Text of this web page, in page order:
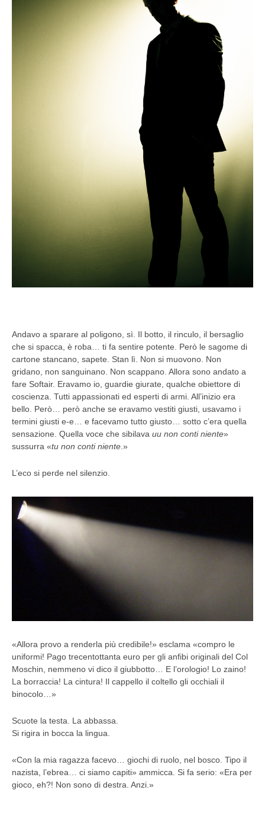
Andavo a sparare al poligono, sì. Il botto, il rinculo, il bersaglio
che si spacca, è roba… ti fa sentire potente. Però le sagome di
cartone stancano, sapete. Stan lì. Non si muovono. Non
gridano, non sanguinano. Non scappano. Allora sono andato a
fare Softair. Eravamo io, guardie giurate, qualche obiettore di
coscienza. Tutti appassionati ed esperti di armi. All’inizio era
bello. Però… però anche se eravamo vestiti giusti, usavamo i
termini giusti e-e… e facevamo tutto giusto… sotto c’era quella
sensazione. Quella voce che sibilava uu non conti niente»
sussurra «tu non conti niente .»
L’eco si perde nel silenzio.
«Allora provo a renderla più credibile!» esclama «compro le
uniformi! Pago trecentottanta euro per gli anfibi originali del Col
Moschin, nemmeno vi dico il giubbotto… E l’orologio! Lo zaino!
La borraccia! La cintura! Il cappello il coltello gli occhiali il
binocolo…»
Scuote la testa. La abbassa.
Si rigira in bocca la lingua.
«Con la mia ragazza facevo… giochi di ruolo, nel bosco. Tipo il
nazista, l’ebrea… ci siamo capiti» ammicca. Si fa serio: «Era per
gioco, eh?! Non sono di destra. Anzi.»